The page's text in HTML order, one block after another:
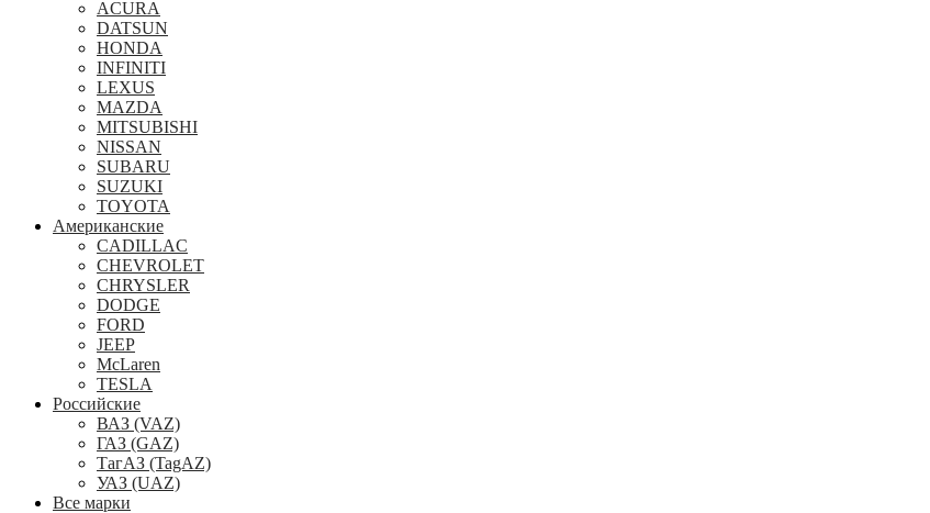
ACURA
DATSUN
HONDA
INFINITI
LEXUS
MAZDA
MITSUBISHI
NISSAN
SUBARU
SUZUKI
TOYOTA
Американские
CADILLAC
CHEVROLET
CHRYSLER
DODGE
FORD
JEEP
McLaren
TESLA
Российские
ВАЗ (VAZ)
ГАЗ (GAZ)
ТагАЗ (TagAZ)
УАЗ (UAZ)
Все марки